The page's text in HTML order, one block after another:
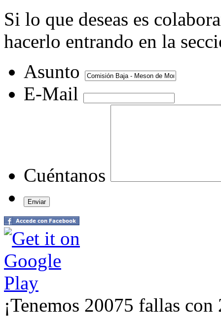
Si lo que deseas es
hacerlo entrando en la
Asunto
E-Mail
Cuéntanos
¡Tenemos 20075 fallas